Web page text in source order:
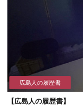
広島人の履歴書
【広島人の履歴書】